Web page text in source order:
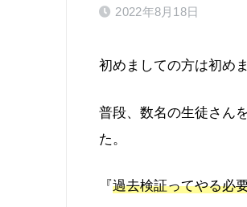
2022年8月18日
初めましての方は初め
普段、数名の生徒さん
た。
『過去検証ってやる必